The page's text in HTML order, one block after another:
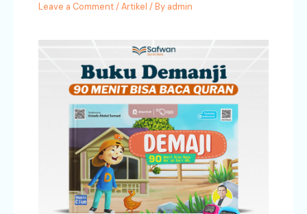
Leave a Comment /Artikel / By admin